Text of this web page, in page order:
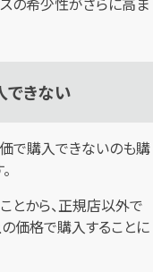
きない
で購入できないのも購
とから、正規店以外で
価格で購入することに